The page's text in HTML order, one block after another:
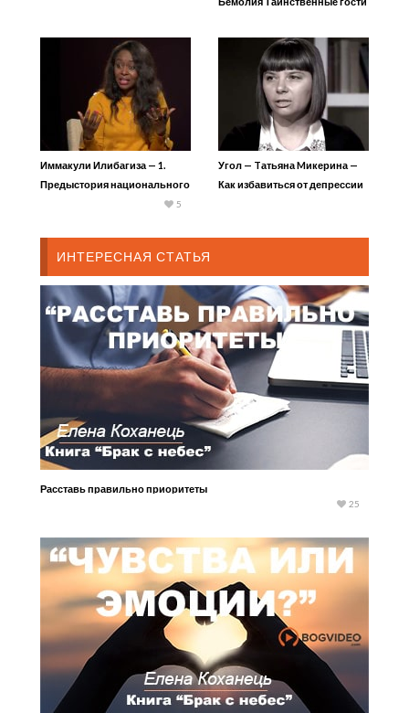
Иммакули Илибагиза — 1.
Предыстория национального
5
Угол — Tатьяна Mикерина —
Как избавиться от депрессии
ИНТЕРЕСНАЯ СТАТЬЯ
Расставь правильно приоритеты
25